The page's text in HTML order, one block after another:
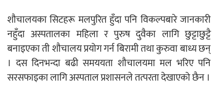
निर्धारित ठाउँमा राजर्षिजनक विश्वविद्यालय
भवन बनाउन उपकुलपतिद्वारा आनाकानी
शौचालयका सिटहरू मलपुरित हुँदा पनि विकल्पबारे जानकारी
नहुँदा अस्पतालका महिला र पुरुष दुवैका लागि छुट्टाछुट्टै
बनाइएका ती शौचालय प्रयोग गर्न बिरामी तथा कुरुवा बाध्य छन्
। दस दिनभन्दा बढी समययता शौचालयमा मल भरिए पनि
सरसफाइका लागि अस्पताल प्रशासनले तत्परता देखाएको छैन ।